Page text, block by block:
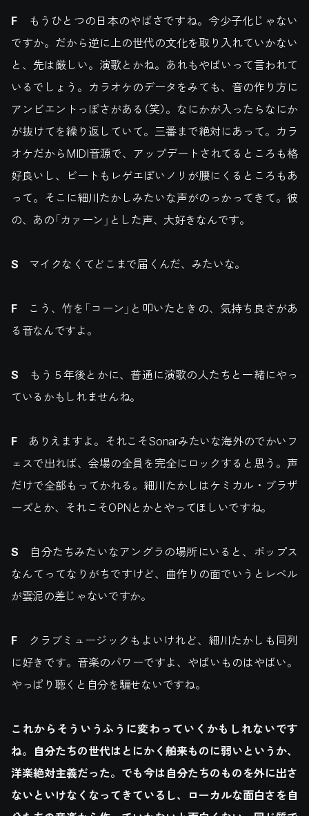
Fもうひとつの日本のやばさですね。今少子化じゃない
ですか。だから逆に上の世代の文化を取り入れていかない
と、先は厳しい。演歌とかね。あれもやばいって言われて
いるでしょう。カラオケのデータをみても、音の作り方に
アンビエントっぽさがある（笑）。なにかが入ったらなにか
が抜けてを繰り返していて。三番まで絶対にあって。カラ
オケだからMIDI音源で、アップデートされてるところも格
好良いし、ビートもレゲエぽいノリが腰にくるところもあ
って。そこに細川たかしみたいな声がのっかってきて。彼
の、あの「カァーン」とした声、大好きなんです。
S マイクなくてどこまで届くんだ、みたいな。
Fこう、竹を「コーン」と叩いたときの、気持ち良さがあ
る音なんですよ。
S もう５年後とかに、普通に演歌の人たちと一緒にやっ
ているかもしれませんね。
Fありえますよ。それこそSonarみたいな海外のでかいフ
ェスで出れば、会場の全員を完全にロックすると思う。声
だけで全部もってかれる。細川たかしはケミカル・ブラザ
ーズとか、それこそOPNとかとやってほしいですね。
S 自分たちみたいなアングラの場所にいると、ポップス
なんてってなりがちですけど、曲作りの面でいうとレベル
が雲泥の差じゃないですか。
Fクラブミュージックもよいけれど、細川たかしも同列
に好きです。音楽のパワーですよ、やばいものはやばい。
やっぱり聴くと自分を騙せないですね。
これからそういうふうに変わっていくかもしれないです
ね。自分たちの世代はとにかく舶来ものに弱いというか、
洋楽絶対主義だった。でも今は自分たちのものを外に出さ
ないといけなくなってきているし、ローカルな面白さを自